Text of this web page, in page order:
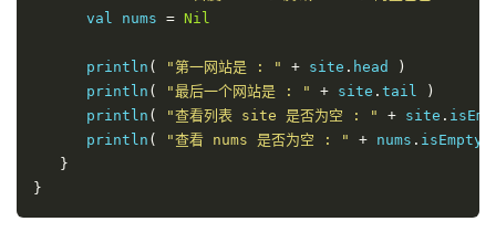
      val nums
= Nil
      println
( "第一网站是 : " + site . head
)
      println
( "最后一个网站是 : " + site . tail
)
      println
( "查看列表 site 是否为空 : " + site .
      println
( "查看 nums 是否为空 : " + nums . isEmpty
}
}